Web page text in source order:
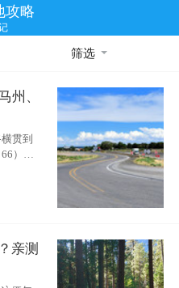
攻略
筛选
州、
贯到
），
亲测